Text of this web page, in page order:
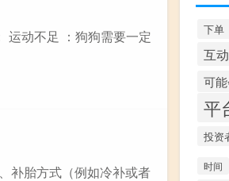
运动不足 ：狗狗需要一定
补胎方式（例如冷补或者
下单
互动
可
平
投资
时间